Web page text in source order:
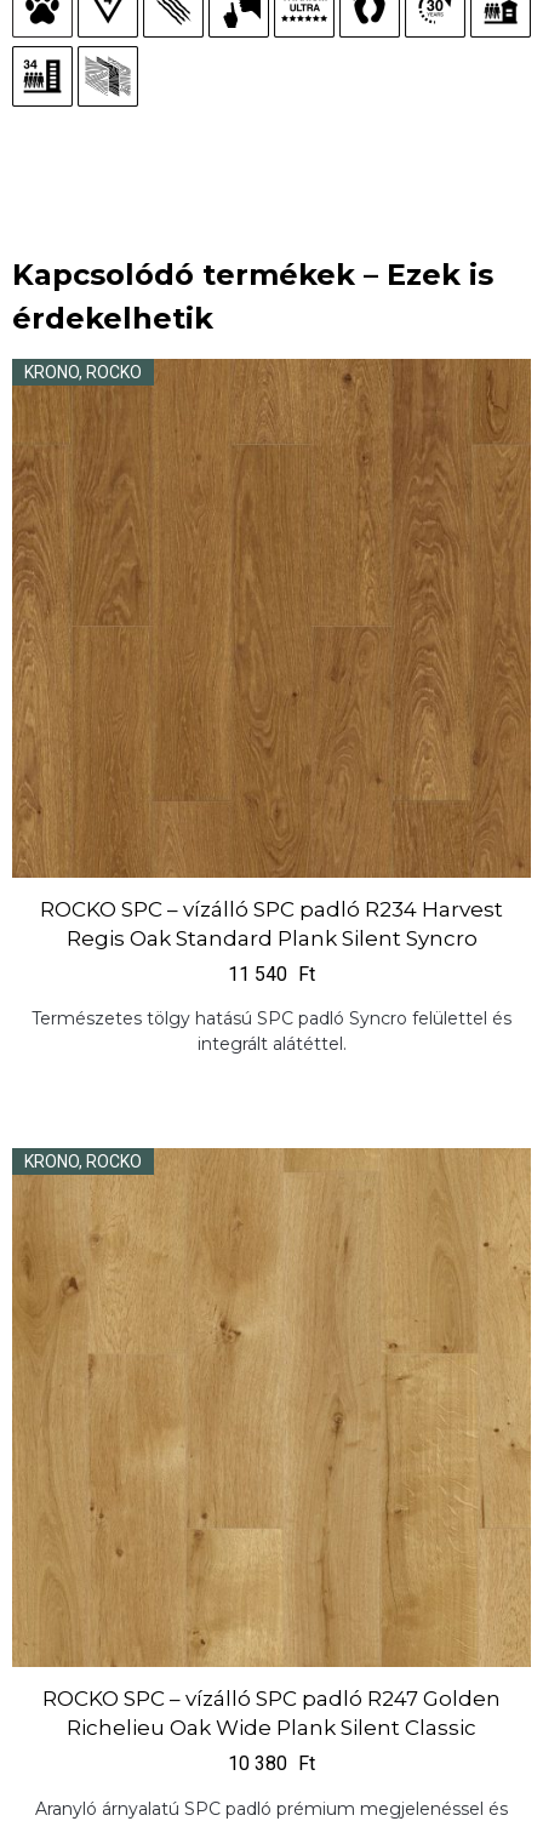
Kapcsolódó termékek – Ezek is
érdekelhetik
KRONO, ROCKO
ROCKO SPC – vízálló SPC padló R234 Harvest
Regis Oak Standard Plank Silent Syncro
11 540 Ft
Természetes tölgy hatású SPC padló Syncro felülettel és
integrált alátéttel.
KRONO, ROCKO
ROCKO SPC – vízálló SPC padló R247 Golden
Richelieu Oak Wide Plank Silent Classic
10 380 Ft
Aranyló árnyalatú SPC padló prémium megjelenéssel és